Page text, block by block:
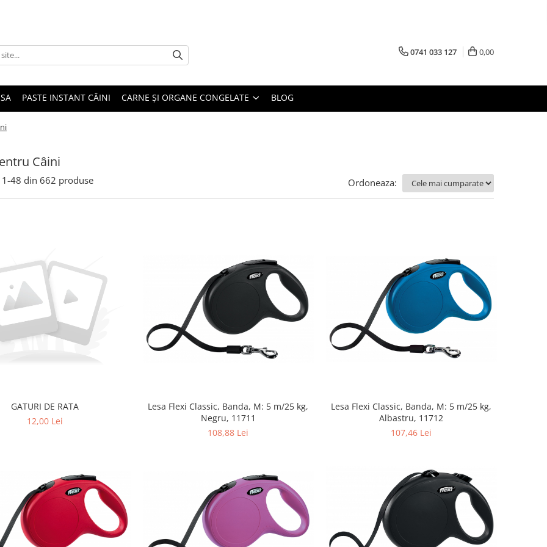
0741 033 127 0,00
PASTE INSTANT CÂINI CARNE ȘI ORGANE CONGELATE BLOG
Câini
1-48 din 662 produse Ordoneaza:
GATURI DE RATA
12,00 Lei
Lesa Flexi Classic, Banda, M: 5 m/25 kg,
Negru, 11711
108,88 Lei
Lesa Flexi Classic, Banda, M: 5 m/25 kg,
Albastru, 11712
107,46 Lei